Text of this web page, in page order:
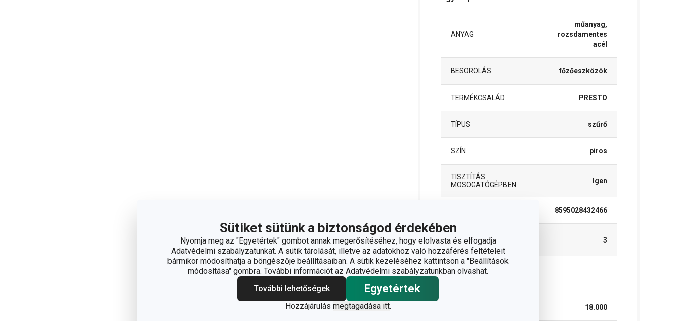
Sütiket sütünk a biztonságod érdekében
Nyomja meg az "Egyetértek" gombot annak megerősítéséhez, hogy elolvasta és elfogadja
Adatvédelmi szabályzatunkat. A sütik tárolását, illetve az adatokhoz való hozzáférés feltételeit
bármikor módosíthatja a böngészője beállításaiban. A sütik kezeléséhez kattintson a "Beállítások
módosítása" gombra. További információt az Adatvédelmi szabályzatunkban olvashat.
További lehetőségek
Egyetértek
Hozzájárulás megtagadása itt.
ANYAG
műanyag,
rozsdamentes
acél
BESOROLÁS főzőeszközök
TERMÉKCSALÁD PRESTO
TÍPUS szűrő
SZÍN piros
TISZTÍTÁS
MOSOGATÓGÉPBEN
Igen
8595028432466
A GARANCIÁLIS
IDŐSZAK (ÉVEKBEN)
3
18.000